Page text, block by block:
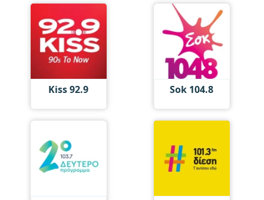
Kiss 92.9 Sok 104.8